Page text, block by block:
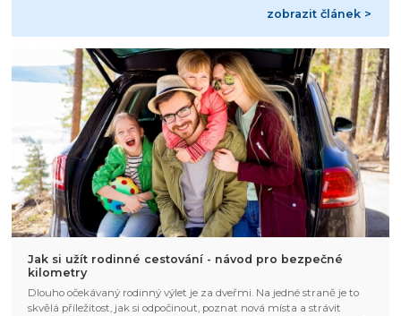
zobrazit článek >
Jak si užít rodinné cestování - návod pro bezpečné
kilometry
Dlouho očekávaný rodinný výlet je za dveřmi. Na jedné straně je to
skvělá příležitost, jak si odpočinout, poznat nová místa a strávit